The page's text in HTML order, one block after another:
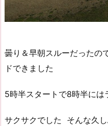
曇り＆早朝スルーだったの
ドできました
5時半スタートで8時半には
サクサクでした そんな久